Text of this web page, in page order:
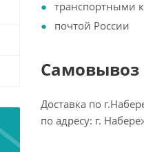
транспортными
почтой России
Самовывоз
Доставка по
по адресу: г.